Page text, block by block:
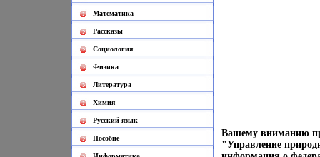
Математика
Рассказы
Социология
Физика
Литература
Химия
Русский язык
Пособие
Вашему вниманию
"Управление